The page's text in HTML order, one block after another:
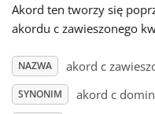
Dansk
Deutsch
Akord ten tworzy się
akordu c zawieszonego
NAZWA akord c
SYNONIM akord c